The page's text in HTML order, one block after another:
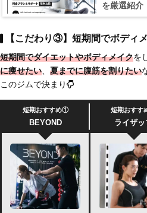
を厳選紹介
【こだわり③】短期間でボディ
短期間でダイエットやボディメイクを
に痩せたい
夏までに腹筋を割りたい
このジムで決まり
短期おすすめ①
BEYOND
短期おすす
ライザッ